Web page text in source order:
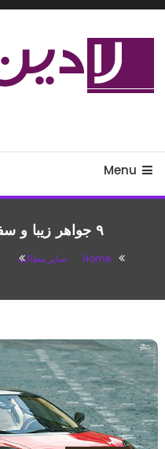
Skip
Menu
۹ جواهر زیبا و سفارشی ساخت فراری!
Home سایر مطالب